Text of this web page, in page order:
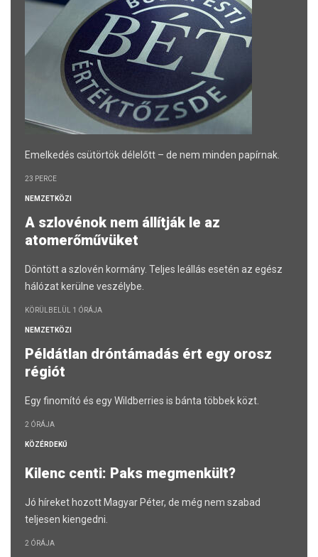
Emelkedés csütörtök délelőtt – de nem minden papírnak.
23 PERCE
NEMZETKÖZI
A szlovénok nem állítják le az
atomerőművüket
Döntött a szlovén kormány. Teljes leállás esetén az egész
hálózat kerülne veszélybe.
KÖRÜLBELÜL 1 ÓRÁJA
NEMZETKÖZI
Példátlan dróntámadás ért egy orosz
régiót
Egy finomító és egy Wildberries is bánta többek közt.
2 ÓRÁJA
KÖZÉRDEKŰ
Kilenc centi: Paks megmenkült?
Jó híreket hozott Magyar Péter, de még nem szabad
teljesen kiengedni.
2 ÓRÁJA